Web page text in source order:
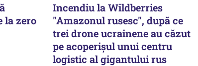
la zero
Incendiu la Wildberries
"Amazonul rusesc", după ce
trei drone ucrainene au căzut
pe acoperişul unui centru
logistic al gigantului rus